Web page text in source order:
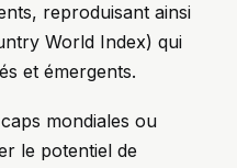
reproduisant ainsi
World Index) qui
et émergents.
mondiales ou
le potentiel de